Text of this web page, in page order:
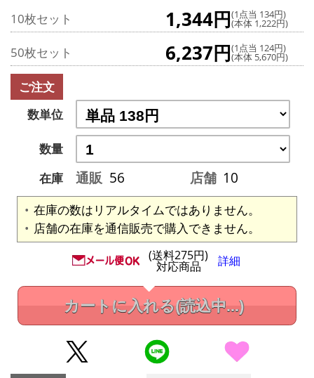
10枚セット 1,344円(1点当 134円)
(本体 1,222円)
50枚セット 6,237円(1点当 124円)
(本体 5,670円)
ご注文
数単位
数量
在庫
通販 56 店舗 10
在庫の数はリアルタイムではありません。
店舗の在庫を通信販売で購入できません。
(送料275円)
対応商品 詳細
カートに入れる(読込中...)